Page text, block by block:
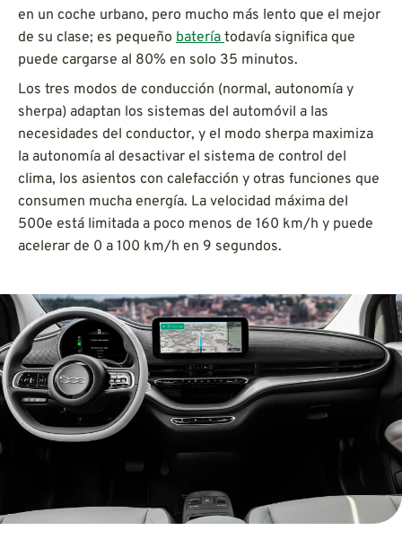
en un coche urbano, pero mucho más lento que el mejor
de su clase; es pequeño batería todavía significa que
puede cargarse al 80% en solo 35 minutos.
Los tres modos de conducción (normal, autonomía y
sherpa) adaptan los sistemas del automóvil a las
necesidades del conductor, y el modo sherpa maximiza
la autonomía al desactivar el sistema de control del
clima, los asientos con calefacción y otras funciones que
consumen mucha energía. La velocidad máxima del
500e está limitada a poco menos de 160 km/h y puede
acelerar de 0 a 100 km/h en 9 segundos.